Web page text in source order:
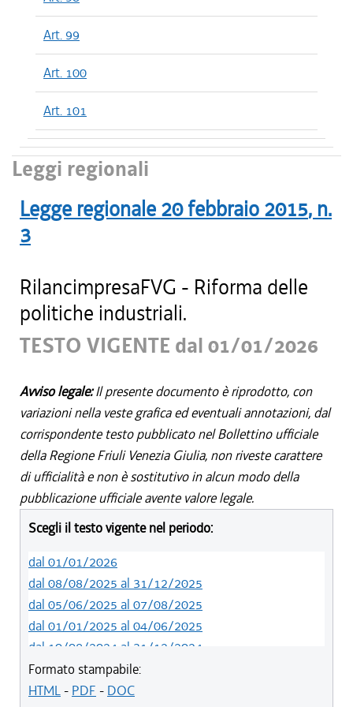
Art. 99
Art. 100
Art. 101
Leggi regionali
Legge regionale 20 febbraio 2015, n.
3
RilancimpresaFVG - Riforma delle
politiche industriali.
TESTO VIGENTE dal 01/01/2026
Avviso legale:Il presente documento è riprodotto, con
variazioni nella veste grafica ed eventuali annotazioni, dal
corrispondente testo pubblicato nel Bollettino ufficiale
della Regione Friuli Venezia Giulia, non riveste carattere
di ufficialità e non è sostitutivo in alcun modo della
pubblicazione ufficiale avente valore legale.
Scegli il testo vigente nel periodo:
dal 01/01/2026
dal 08/08/2025 al 31/12/2025
dal 05/06/2025 al 07/08/2025
dal 01/01/2025 al 04/06/2025
dal 10/08/2024 al 31/12/2024
dal 14/05/2024 al 09/08/2024
dal 11/08/2022 al 13/05/2024
Formato stampabile:
HTML- PDF - DOC